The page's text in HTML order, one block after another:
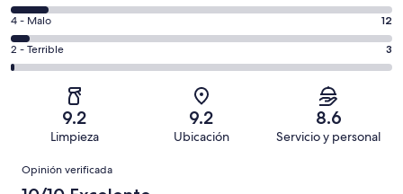
decir,
Excelente.
Basada
en
opiniones
es
decir,
Bueno.
Basada
opiniones
de
6,
es
decir,
Aceptable.
de
234
Puntuación
de
4,
Basada
12
4 - Malo 12
Puntuación
de
Terrible.
Basada
2 - Terrible 3
9.2
Limpieza
9.2
Ubicación
8.6
Servicio y personal
Opiniones
Opinión verificada